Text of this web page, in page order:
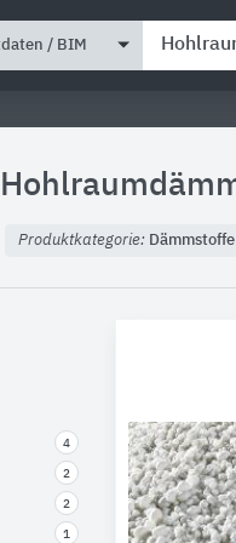
/ BIM
Produktkategorie: Dämmstoffe
4
2
2
1